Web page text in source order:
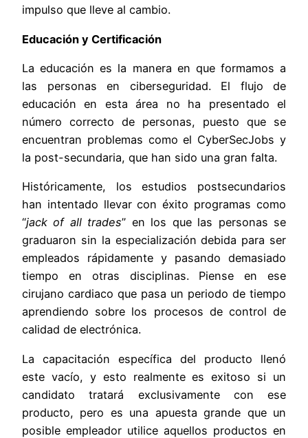
impulso que lleve al cambio.
Educación y Certificación
La educación es la manera en que formamos a
las personas en ciberseguridad. El flujo de
educación en esta área no ha presentado el
número correcto de personas, puesto que se
encuentran problemas como el CyberSecJobs y
la post-secundaria, que han sido una gran falta.
Históricamente, los estudios postsecundarios
han intentado llevar con éxito programas como
“jack of all trades” en los que las personas se
graduaron sin la especialización debida para ser
empleados rápidamente y pasando demasiado
tiempo en otras disciplinas. Piense en ese
cirujano cardiaco que pasa un periodo de tiempo
aprendiendo sobre los procesos de control de
calidad de electrónica.
La capacitación específica del producto llenó
este vacío, y esto realmente es exitoso si un
candidato tratará exclusivamente con ese
producto, pero es una apuesta grande que un
posible empleador utilice aquellos productos en